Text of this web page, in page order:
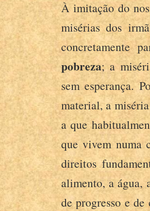
À imitação do
misérias dos
concretamente
pobreza; a
sem esperança.
material, a
a que
que vivem numa
direitos
alimento, a água,
de progresso e